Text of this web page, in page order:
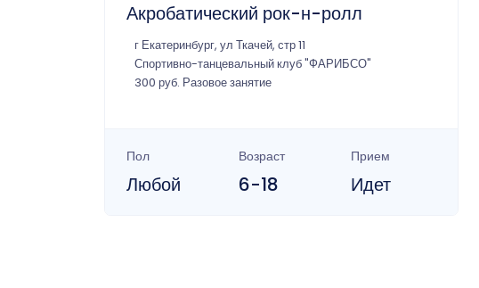
Акробатический рок-н-ролл
г Екатеринбург, ул Ткачей, стр 11
Спортивно-танцевальный клуб "ФАРИБСО"
300 руб. Разовое занятие
Пол
Любой
Возраст
6-18
Прием
Идет